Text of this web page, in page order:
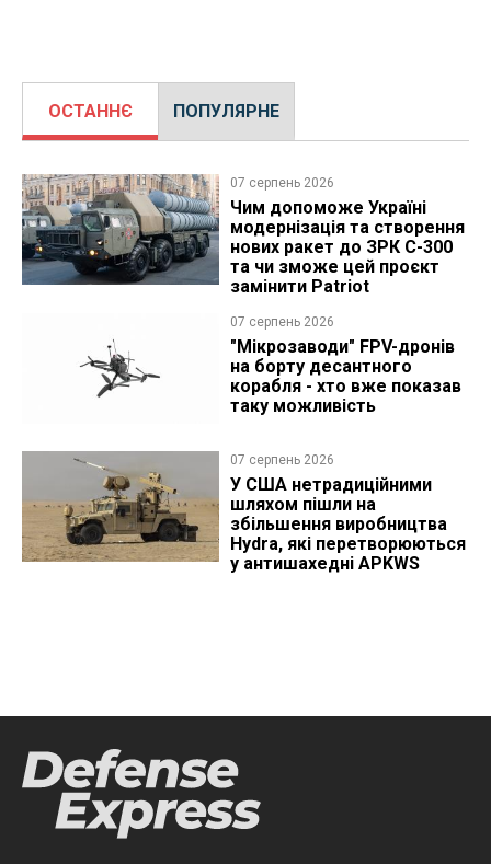
ОСТАННЄ ПОПУЛЯРНЕ
07 серпень 2026
Чим допоможе Україні
модернізація та створення
нових ракет до ЗРК С-300
та чи зможе цей проєкт
замінити Patriot
07 серпень 2026
"Мікрозаводи" FPV-дронів
на борту десантного
корабля - хто вже показав
таку можливість
07 серпень 2026
У США нетрадиційними
шляхом пішли на
збільшення виробництва
Hydra, які перетворюються
у антишахедні APKWS